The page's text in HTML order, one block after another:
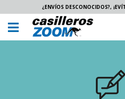
¿ENVÍOS DESCONOCIDOS?,